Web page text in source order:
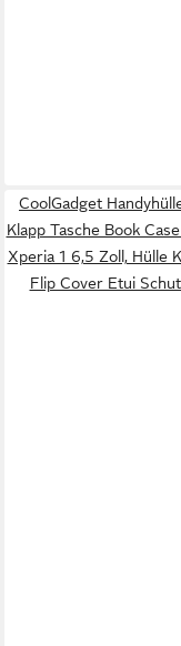
CoolGadget
Klapp Tasche Book
Xperia 1 6,5 Zoll, Hülle
Flip Cover Etui